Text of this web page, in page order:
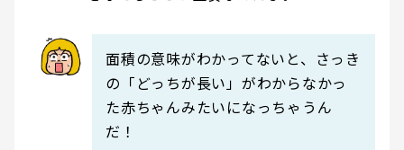
面積の意味がわかってないと、さっき
の「どっちが長い」がわからなかっ
た赤ちゃんみたいになっちゃうん
だ！